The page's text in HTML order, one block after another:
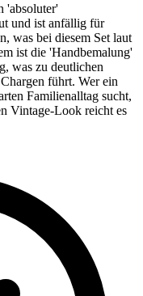
'absoluter'
und ist anfällig für
was bei diesem Set laut
ist die 'Handbemalung'
was zu deutlichen
führt. Wer ein
Familienalltag sucht,
Vintage-Look reicht es